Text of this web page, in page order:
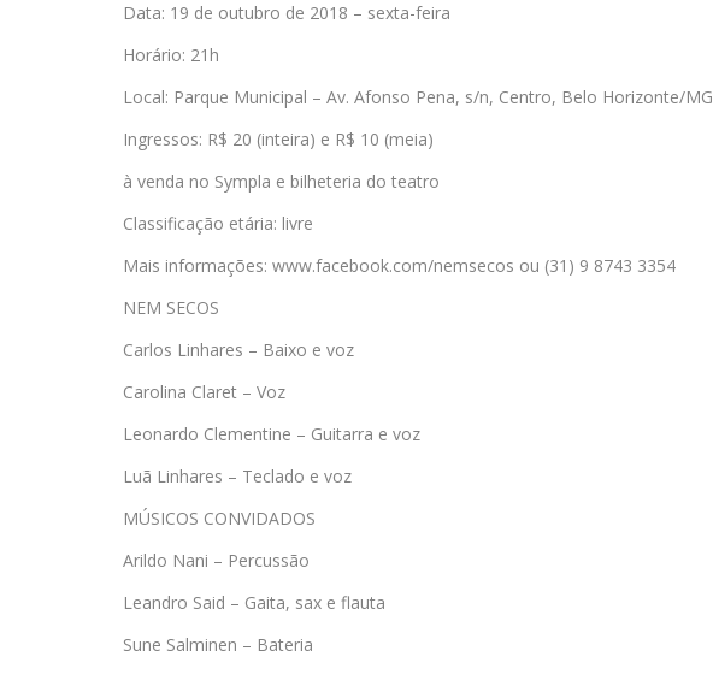
Data: 19 de outubro de 2018 – sexta-feira
Horário: 21h
Local: Parque Municipal – Av. Afonso Pena, s/n, Centro, Belo Horizonte/MG
Ingressos: R$ 20 (inteira) e R$ 10 (meia)
à venda no Sympla e bilheteria do teatro
Classificação etária: livre
Mais informações: www.facebook.com/nemsecos ou (31) 9 8743 3354
NEM SECOS
Carlos Linhares – Baixo e voz
Carolina Claret – Voz
Leonardo Clementine – Guitarra e voz
Luã Linhares – Teclado e voz
MÚSICOS CONVIDADOS
Arildo Nani – Percussão
Leandro Said – Gaita, sax e flauta
Sune Salminen – Bateria